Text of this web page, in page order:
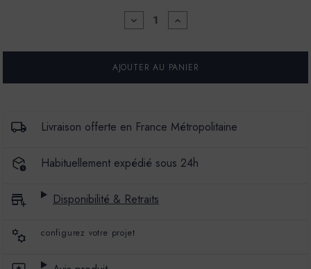
DIMINUER
LA
POUR
PEINTURE
LA
MAT
VELOURS
OPIUM
AUGMENTER
LA
POUR
PEINTURE
LA
MAT
VELOURS
OPIUM
Livraison offerte en France Métropolitaine
Habituellement expédié sous 24h
Disponibilité & Retraits
configurez votre projet